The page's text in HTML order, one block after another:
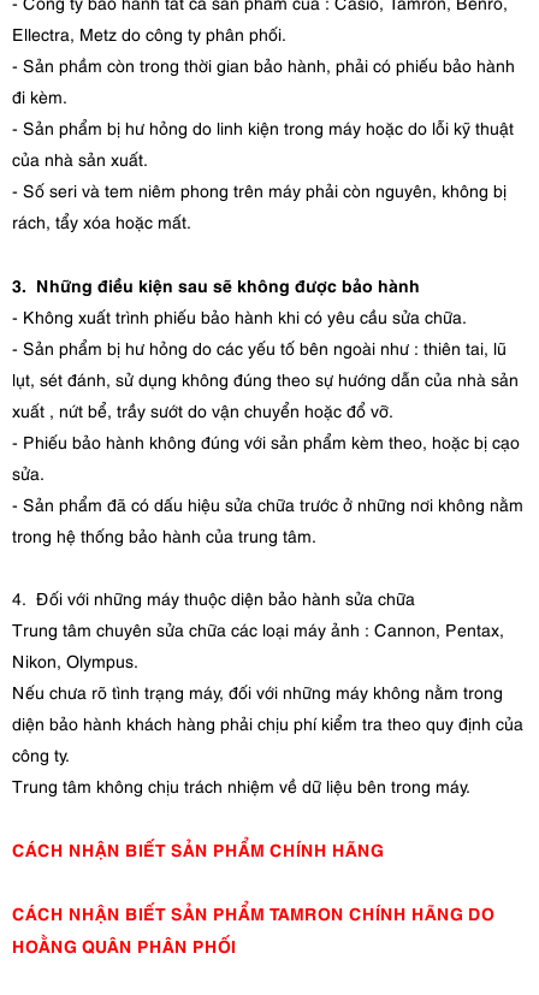
Ellectra, Metz do công ty phân phối.
- Sản phầm còn trong thời gian bảo hành, phải có phiếu bảo hành
đi kèm.
- Sản phẩm bị hư hỏng do linh kiện trong máy hoặc do lỗi kỹ thuật
của nhà sản xuất.
- Số seri và tem niêm phong trên máy phải còn nguyên, không bị
rách, tẩy xóa hoặc mất.
3. Những điều kiện sau sẽ không được bảo hành
- Không xuất trình phiếu bảo hành khi có yêu cầu sửa chữa.
- Sản phẩm bị hư hỏng do các yếu tố bên ngoài như : thiên tai, lũ
lụt, sét đánh, sử dụng không đúng theo sự hướng dẫn của nhà sản
xuất , nứt bể, trầy sướt do vận chuyển hoặc đổ vỡ.
- Phiếu bảo hành không đúng với sản phẩm kèm theo, hoặc bị cạo
sửa.
- Sản phẩm đã có dấu hiệu sửa chữa trước ở những nơi không nằm
trong hệ thống bảo hành của trung tâm.
4. Đối với những máy thuộc diện bảo hành sửa chữa
Trung tâm chuyên sửa chữa các loại máy ảnh : Cannon, Pentax,
Nikon, Olympus.
Nếu chưa rõ tình trạng máy, đối với những máy không nằm trong
diện bảo hành khách hàng phải chịu phí kiểm tra theo quy định của
công ty.
Trung tâm không chịu trách nhiệm về dữ liệu bên trong máy.
CÁCH NHẬN BIẾT SẢN PHẨM CHÍNH HÃNG
CÁCH NHẬN BIẾT SẢN PHẨM TAMRON CHÍNH HÃNG DO
HOẰNG QUÂN PHÂN PHỐI